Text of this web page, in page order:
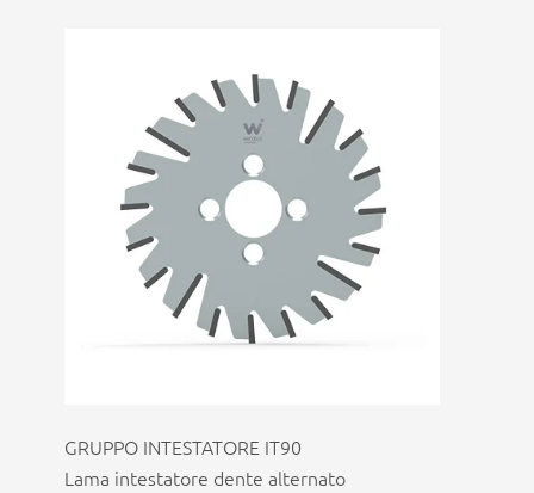
GRUPPO INTESTATORE IT90
Lama intestatore dente alternato